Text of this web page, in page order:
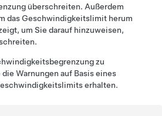
überschreiten. Außerdem
das Geschwindigkeitslimit herum
um Sie darauf hinzuweisen,
zu
Warnungen auf Basis eines
erhalten.